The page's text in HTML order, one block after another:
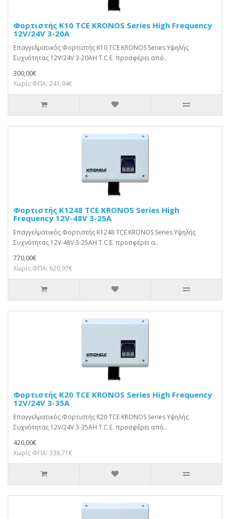
Φορτιστής K10 TCE KRONOS Series High Frequency
12V/24V 3-20A
Επαγγελματικός Φορτιστής K10 TCE KRONOS Series Υψηλής
Συχνότητας 12V/24V 3-20AΗ T.C.E. προσφέρει από..
300,00€
Χωρίς ΦΠΑ: 241,94€
Φορτιστής K1248 TCE KRONOS Series High
Frequency 12V-48V 3-25A
Επαγγελματικός Φορτιστής K1248 TCE KRONOS Series Υψηλής
Συχνότητας 12V-48V 3-25AΗ T.C.E. προσφέρει α..
770,00€
Χωρίς ΦΠΑ: 620,97€
Φορτιστής K20 TCE KRONOS Series High Frequency
12V/24V 3-35A
Επαγγελματικός Φορτιστής K20 TCE KRONOS Series Υψηλής
Συχνότητας 12V/24V 3-35AΗ T.C.E. προσφέρει από..
420,00€
Χωρίς ΦΠΑ: 338,71€